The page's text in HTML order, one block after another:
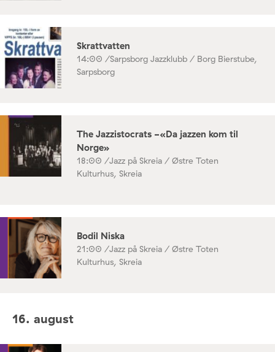
Skrattvatten
14:00 /Sarpsborg Jazzklubb / Borg Bierstube,
Sarpsborg
The Jazzistocrats -«Da jazzen kom til
Norge»
18:00 /Jazz på Skreia / Østre Toten
Kulturhus, Skreia
Bodil Niska
21:00 /Jazz på Skreia / Østre Toten
Kulturhus, Skreia
16. august